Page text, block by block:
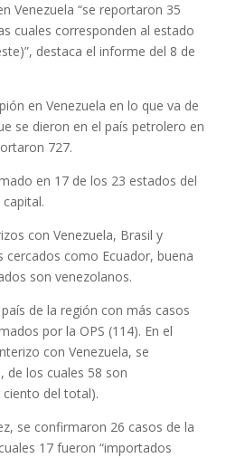
Venezuela “se reportaron 35
cuales corresponden al estado
destaca el informe del 8 de
en Venezuela en lo que va de
se dieron en el país petrolero en
727.
en 17 de los 23 estados del
con Venezuela, Brasil y
cercados como Ecuador, buena
son venezolanos.
de la región con más casos
por la OPS (114). En el
con Venezuela, se
de los cuales 58 son
del total).
se confirmaron 26 casos de la
17 fueron “importados